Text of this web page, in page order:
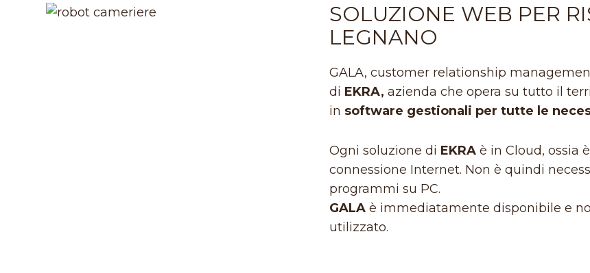
SOLUZIONE WEB PER
LEGNANO
GALA, customer relationship
di EKRA,azienda che opera su tutto il
in software gestionali per tutte le
Ogni soluzione di EKRA è in Cloud, ossia
connessione Internet. Non è quindi
programmi su PC.
GALAè immediatamente disponibile e
utilizzato.